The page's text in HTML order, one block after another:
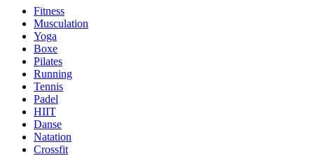
Fitness
Musculation
Yoga
Boxe
Pilates
Running
Tennis
Padel
HIIT
Danse
Natation
Crossfit